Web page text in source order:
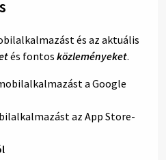
és az aktuális
és fontos közleményeket.